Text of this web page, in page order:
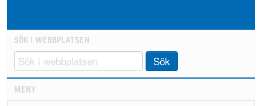
SÖK I WEBBPLATSEN
Sök
MENY